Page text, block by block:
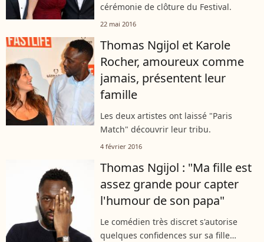
cérémonie de clôture du Festival.
22 mai 2016
Thomas Ngijol et Karole
Rocher, amoureux comme
jamais, présentent leur
famille
Les deux artistes ont laissé "Paris
Match" découvrir leur tribu.
4 février 2016
Thomas Ngijol : "Ma fille est
assez grande pour capter
l'humour de son papa"
Le comédien très discret s'autorise
quelques confidences sur sa fille